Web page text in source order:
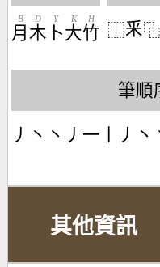
月
B
木
D
卜
Y
大
K
竹
H
⿰釆⿻
筆順
丿丶丶丿一丨丿丶
其他資訊